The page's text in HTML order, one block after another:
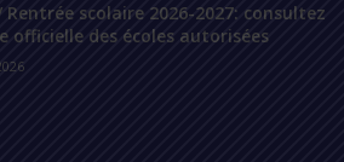
Rentrée scolaire 2026-2027: consultez
officielle des écoles autorisées